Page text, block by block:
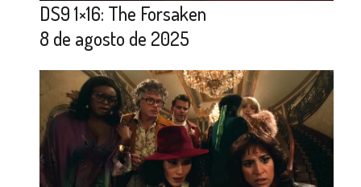
DS9 1×16: The Forsaken
8 de agosto de 2025